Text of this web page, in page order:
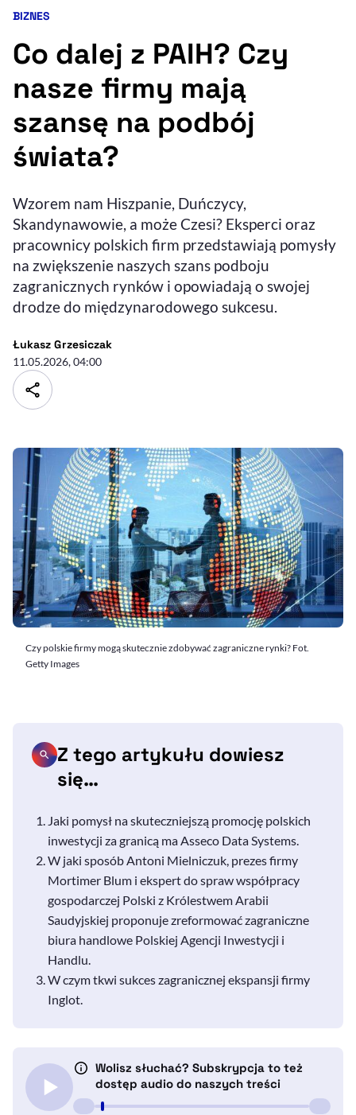
Ułatwienia dostępności wspierają:
Sprawdź, jak i dlaczego zwiększamy dostępność , otwiera się w nowym
Deklaracja dostępności, otwiera się w nowym oknie
Zgłoś problem
Kategoria artykułu:
BIZNES
Co dalej z PAIH? Czy
nasze firmy mają
szansę na podbój
świata?
Wzorem nam Hiszpanie, Duńczycy,
Skandynawowie, a może Czesi? Eksperci oraz
pracownicy polskich firm przedstawiają pomysły
na zwiększenie naszych szans podboju
zagranicznych rynków i opowiadają o swojej
drodze do międzynarodowego sukcesu.
Łukasz Grzesiczak- autor artykułu - profil
11.05.2026, 04:00
Czy polskie firmy mogą skutecznie zdobywać zagraniczne rynki? Fot.
Getty Images
Z tego artykułu dowiesz
się…
Jaki pomysł na skuteczniejszą promocję polskich
inwestycji za granicą maAsseco Data Systems.
W jaki sposób Antoni Mielniczuk, prezes firmy
Mortimer Blum i ekspert do spraw współpracy
gospodarczej Polski z Królestwem Arabii
Saudyjskiej proponuje zreformować zagraniczne
biura handlowe Polskiej Agencji Inwestycji i
Handlu.
W czym tkwi sukces zagranicznej ekspansji firmy
Inglot.